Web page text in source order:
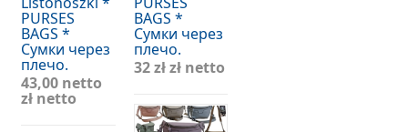
PURSES
BAGS *
Сумки через
плечо.
43,00 netto
zł netto
BAGS *
Сумки через
плечо.
32 złzł netto